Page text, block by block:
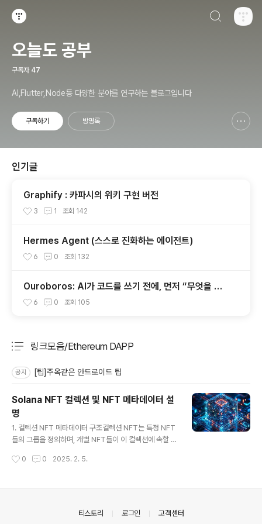
오늘도 공부
구독자 47
AI,Flutter,Node등 다양한 분야를 연구하는 블로그입니다
구독하기 방명록
인기글
Graphify : 카파시의 위키 구현 버전
3 1 조회 142
Hermes Agent (스스로 진화하는 에이전트)
6 0 조회 132
Ouroboros: AI가 코드를 쓰기 전에, 먼저 “무엇을 만
들지”를 끝까지 묻는 시스템
6 0 조회 105
링크모음/Ethereum DAPP
공지 [팁]주옥같은 안드로이드 팁
Solana NFT 컬렉션 및 NFT 메타데이터 설
명
1. 컬렉션 NFT 메타데이터 구조컬렉션 NFT는 특정 NFT
들의 그룹을 정의하며, 개별 NFT들이 이 컬렉션에 속할 수
e": "My NFT Collection", "symbol": "MNC", "desc
basis_points": 500, "collection": { "verified": tru
0 0 2025. 2. 5.
티스토리 로그인 고객센터